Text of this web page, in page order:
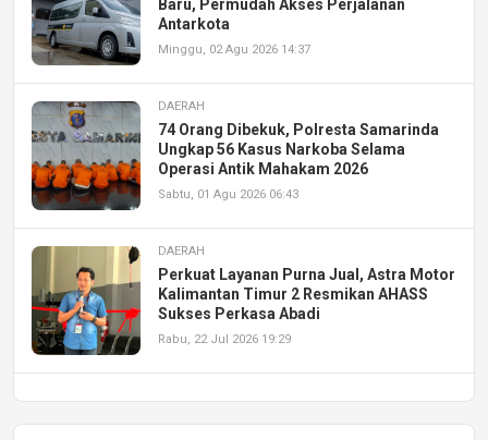
Baru, Permudah Akses Perjalanan
Antarkota
Minggu, 02 Agu 2026 14:37
DAERAH
74 Orang Dibekuk, Polresta Samarinda
Ungkap 56 Kasus Narkoba Selama
Operasi Antik Mahakam 2026
Sabtu, 01 Agu 2026 06:43
DAERAH
Perkuat Layanan Purna Jual, Astra Motor
Kalimantan Timur 2 Resmikan AHASS
Sukses Perkasa Abadi
Rabu, 22 Jul 2026 19:29